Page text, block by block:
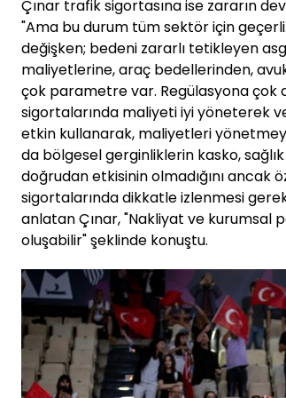
Çınar trafik sigortasına ise zararın
"Ama bu durum tüm sektör için
değişken; bedeni zararlı tetikleyen
maliyetlerine, araç bedellerinden,
çok parametre var. Regülasyona çok
sigortalarında maliyeti iyi yöneterek
etkin kullanarak, maliyetleri
da bölgesel gerginliklerin kasko,
doğrudan etkisinin olmadığını ancak
sigortalarında dikkatle izlenmesi
anlatan Çınar, "Nakliyat ve kurumsal
oluşabilir" şeklinde konuştu.